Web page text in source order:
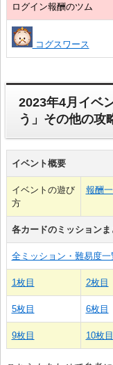
ログイン報酬のツム
コグスワース
2023年4月イベ
う」その他の攻
イベント概要
イベントの遊び
方
報酬
各カードのミッションま
全ミッション・難易度一
1枚目 2枚目
5枚目 6枚目
9枚目 10枚目